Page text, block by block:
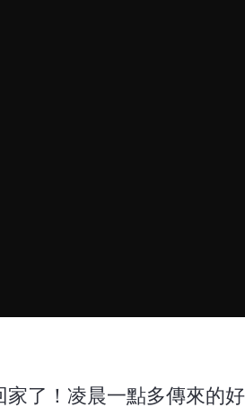
了！凌晨一點多傳來的